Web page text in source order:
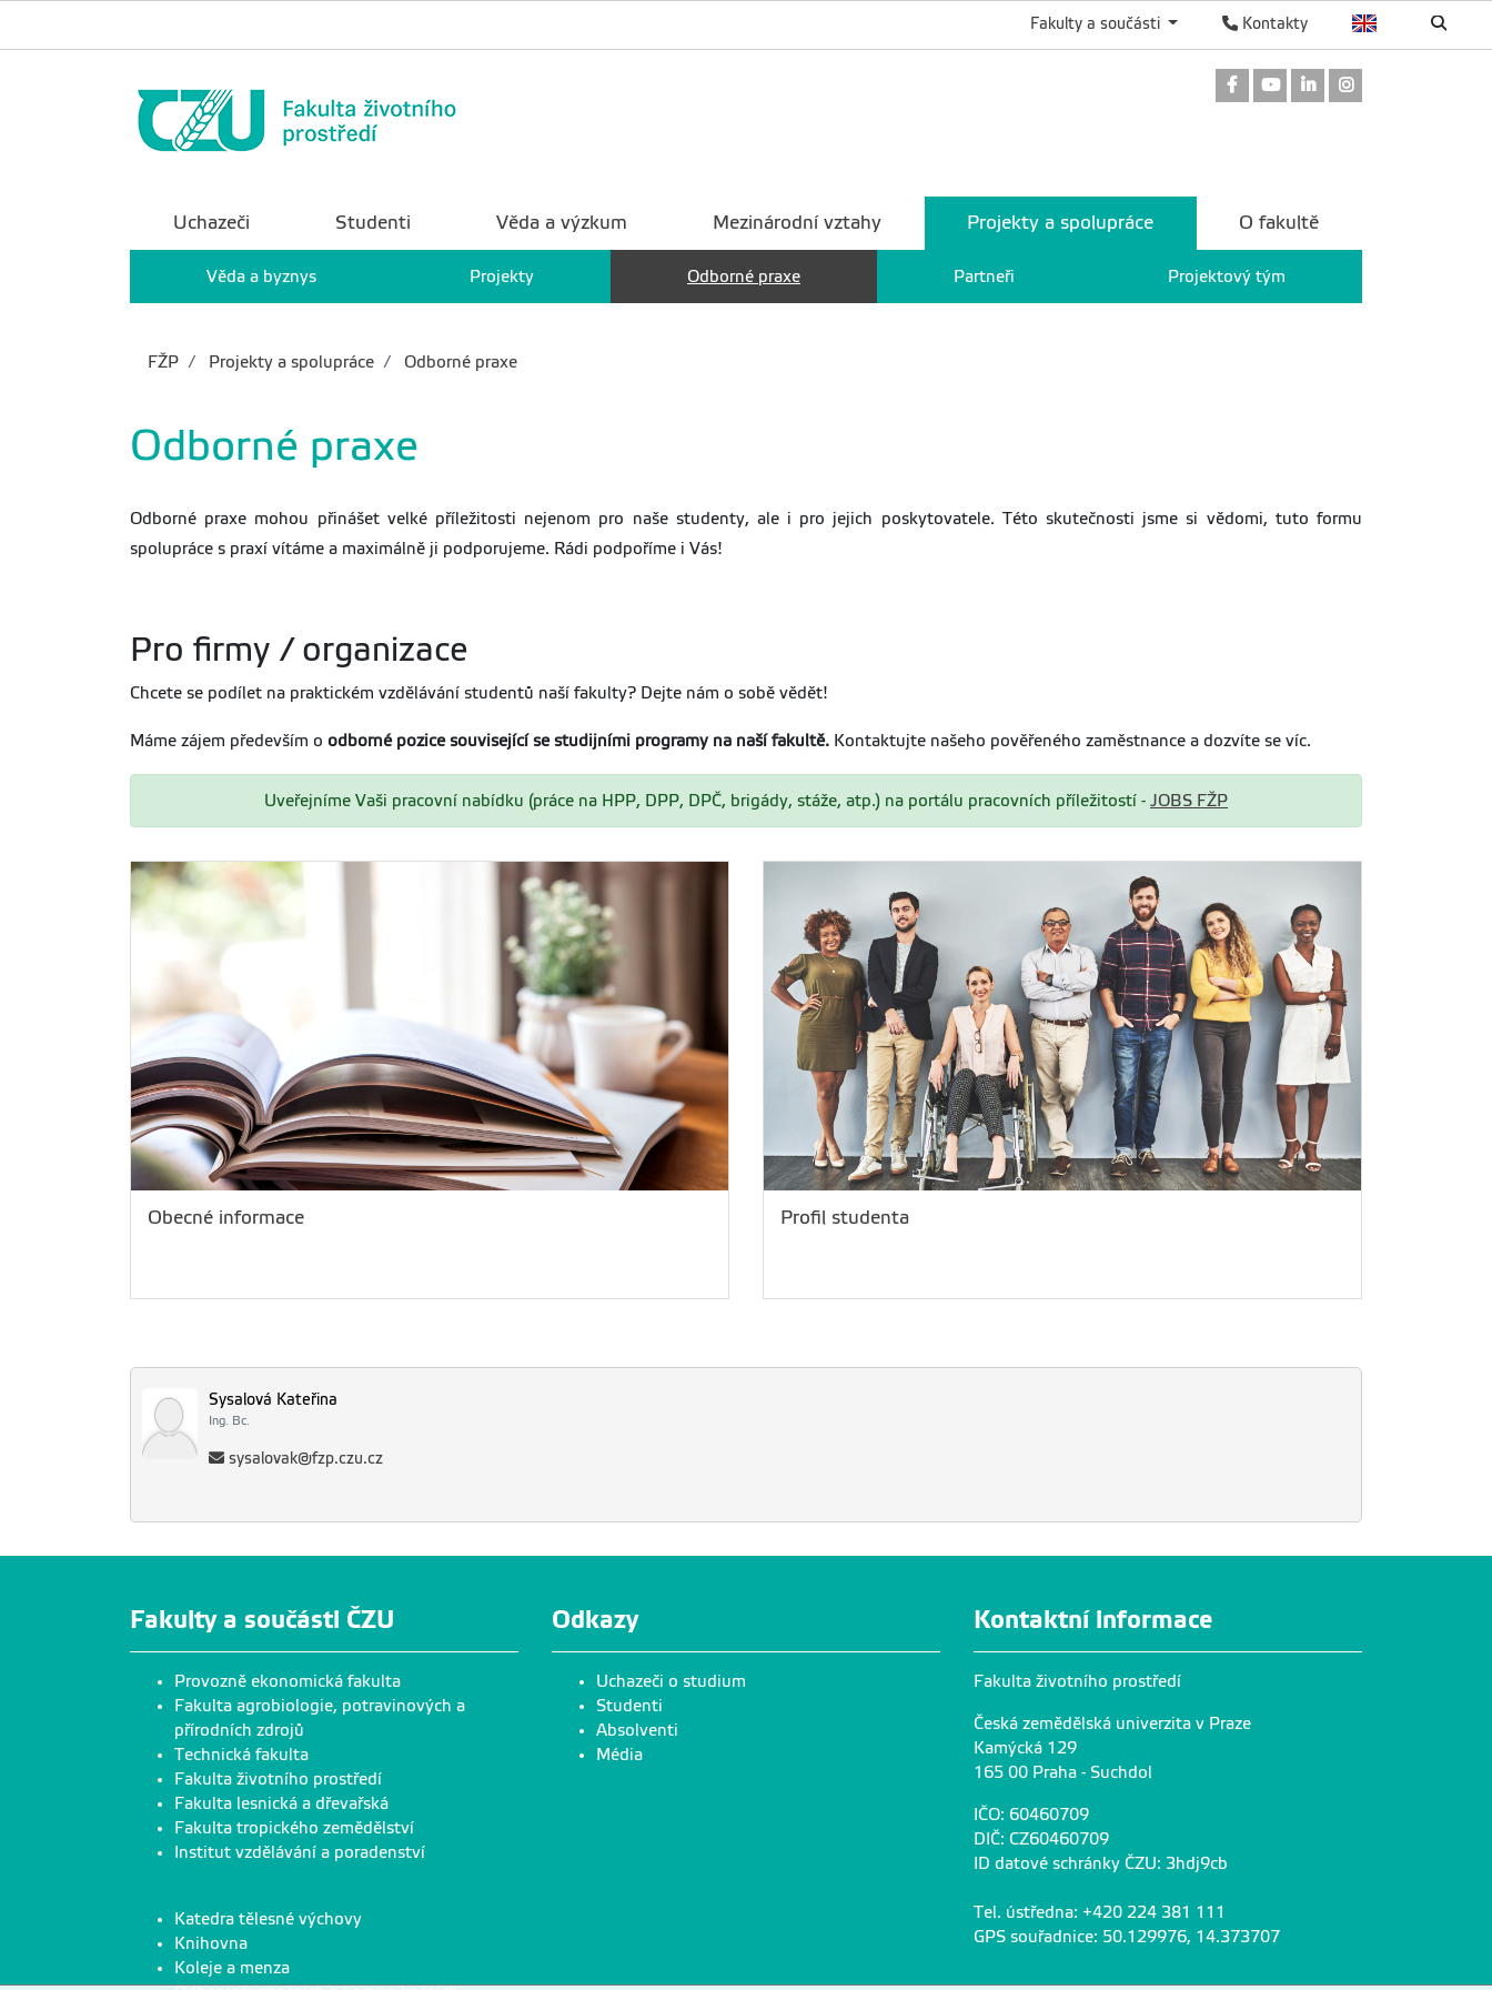
Kontakty
Fakulty a součásti
Odkaz na Facebook
Odkaz na Youtube
Odkaz na LinkedIn
Uchazeči Studenti Věda a výzkum Mezinárodní vztahy Projekty a spolupráce
Věda a byznys Projekty Odborné praxe Partneři Projektový tým
O fakultě
FŽP Projekty a spolupráce Odborné praxe
Odborné praxe
Odborné praxe mohou přinášet velké příležitosti nejenom pro naše studenty, ale i pro jejich poskytovatele. Této skutečnosti jsme si vědomi, tuto formu
spolupráce s praxí vítáme a maximálně ji podporujeme. Rádi podpoříme i Vás!
Pro firmy / organizace
Chcete se podílet na praktickém vzdělávání studentů naší fakulty? Dejte nám o sobě vědět!
Máme zájem především o odborné pozice související se studijními programy na naší fakultě. Kontaktujte našeho pověřeného zaměstnance a dozvíte se víc.
Uveřejníme Vaši pracovní nabídku (práce na HPP, DPP, DPČ, brigády, stáže, atp.) na portálu pracovních příležitostí - JOBS FŽP
Obecné informace Profil studenta
Sysalová Kateřina
Ing. Bc.
sysalovak@fzp.czu.cz
Fakulty a součásti ČZU
Provozně ekonomická fakulta
Fakulta agrobiologie, potravinových a
přírodních zdrojů
Technická fakulta
Fakulta životního prostředí
Fakulta lesnická a dřevařská
Fakulta tropického zemědělství
Institut vzdělávání a poradenství
Katedra tělesné výchovy
Knihovna
Koleje a menza
Odkazy
Uchazeči o studium
Studenti
Absolventi
Média
Kontaktní informace
Fakulta životního prostředí
Česká zemědělská univerzita v Praze
Kamýcká 129
165 00 Praha - Suchdol
IČO: 60460709
DIČ: CZ60460709
ID datové schránky ČZU: 3hdj9cb
Tel. ústředna: +420 224 381 111
GPS souřadnice: 50.129976, 14.373707